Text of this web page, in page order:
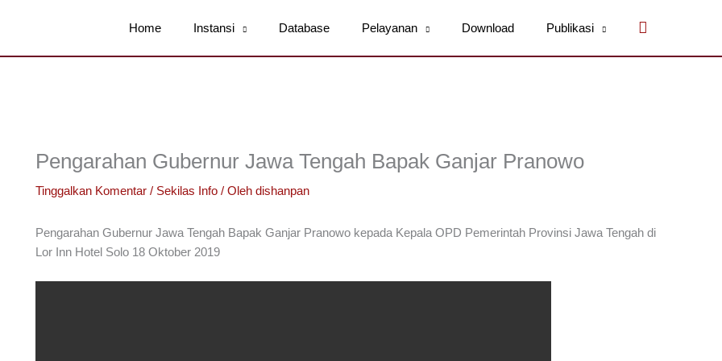
Home Instansi Database Pelayanan Download Publikasi Cari
Pengarahan Gubernur Jawa Tengah Bapak Ganjar Pranowo
Tinggalkan Komentar / Sekilas Info / Oleh dishanpan
Pengarahan Gubernur Jawa Tengah Bapak Ganjar Pranowo kepada Kepala OPD Pemerintah Provinsi Jawa Tengah di
Lor Inn Hotel Solo 18 Oktober 2019